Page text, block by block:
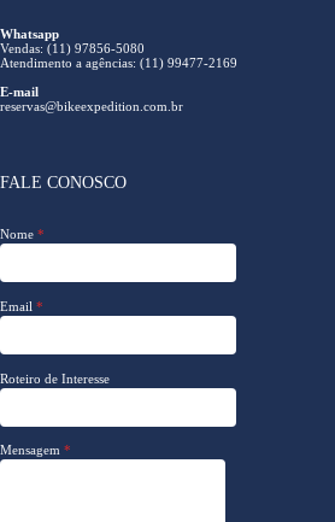
Whatsapp
Vendas: (11) 97856-5080
Atendimento a agências: (11) 99477-2169
E-mail
reservas@bikeexpedition.com.br
FALE CONOSCO
Nome *
Email *
Roteiro de Interesse
Mensagem *